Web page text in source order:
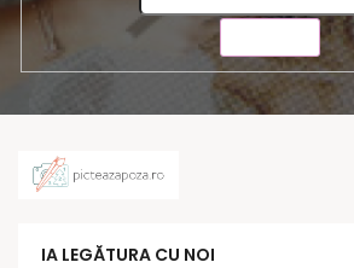
IA LEGĂTURA CU NOI